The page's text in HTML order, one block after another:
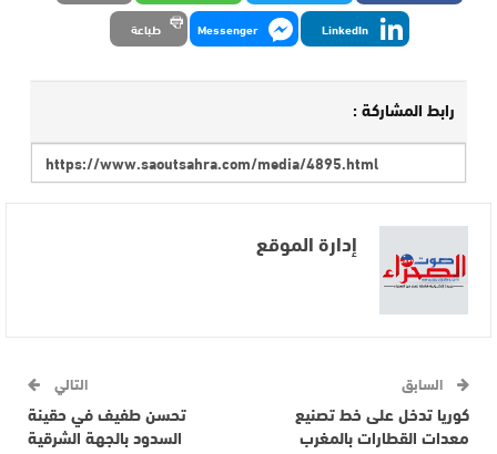
LinkedIn
Messenger طباعة
رابط المشاركة :
إدارة الموقع
السابق
كوريا تدخل على خط تصنيع
معدات القطارات بالمغرب
التالي
تحسن طفيف في حقينة
السدود بالجهة الشرقية